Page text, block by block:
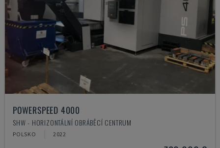
POWERSPEED 4000
SHW - HORIZONTÁLNÍ OBRÁBĚCÍ CENTRUM
POLSKO 2022